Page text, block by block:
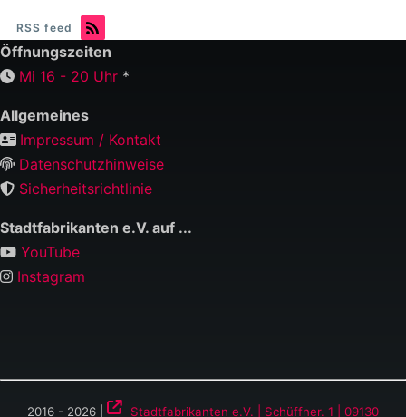
RSS feed
Öffnungszeiten
Mi 16 - 20 Uhr *
Allgemeines
Impressum / Kontakt
Datenschutzhinweise
Sicherheitsrichtlinie
Stadtfabrikanten e.V. auf ...
YouTube
Instagram
2016 - 2026 | Stadtfabrikanten e.V. | Schüffner. 1 | 09130